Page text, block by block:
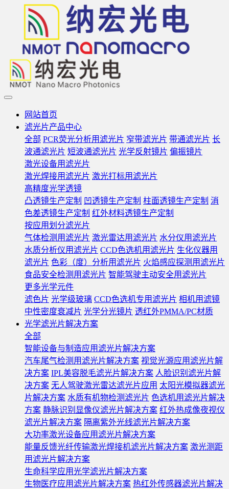
网站首页
滤光片产品中心
全部 PCR荧光分析用滤光片 窄带滤光片 带通滤光片 长
波通滤光片 短波通滤光片 光学反射镜片 偏振镜片
激光设备用滤光片
激光焊接用滤光片 激光打标用滤光片
高精度光学透镜
凸透镜生产定制 凹透镜生产定制 柱面透镜生产定制 消
色差透镜生产定制 红外材料透镜生产定制
按应用划分滤光片
气体检测用滤光片 激光雷达用滤光片 水分仪用滤光片
水质分析仪用滤光片 CCD色选机用滤光片 生化仪器用
滤光片 色彩（度）分析用滤光片 火焰感应探测用滤光片
食品安全检测用滤光片 智能驾驶主动安全用滤光片
更多光学元件
滤色片 光学级玻璃 CCD色选机专用滤光片 相机用滤镜
中性密度衰减片 光学分光镜片 透红外PMMA/PC材质
光学滤光片解决方案
全部
智能设备与制造应用滤光片解决方案
汽车尾气检测用滤光片解决方案 视觉光源应用滤光片解
决方案 IPL美容脱毛滤光片解决方案 人脸识别滤光片解
决方案 无人驾驶激光雷达滤光片应用 太阳光模拟器滤光
片解决方案 水质有机物检测滤光片 色选机用滤光片解决
方案 静脉识别显像仪滤光片解决方案 红外热成像夜视仪
滤光片解决方案 隔离紫外光线滤光片解决方案
大功率激光设备应用滤光片解决方案
能量反馈光纤传输激光焊接机滤光片解决方案 激光测距
用滤光片解决方案
生命科学应用光学滤光片解决方案
生物医疗应用滤光片解决方案 热红外传感器滤光片解决